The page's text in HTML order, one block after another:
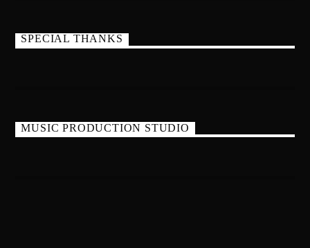
SPECIAL THANKS
MUSIC PRODUCTION STUDIO